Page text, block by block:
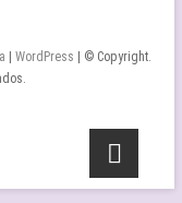
|WordPress | © Copyright.